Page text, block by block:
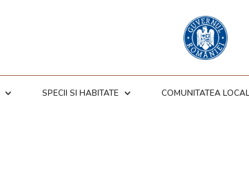
SPECII SI HABITATE COMUNITATEA